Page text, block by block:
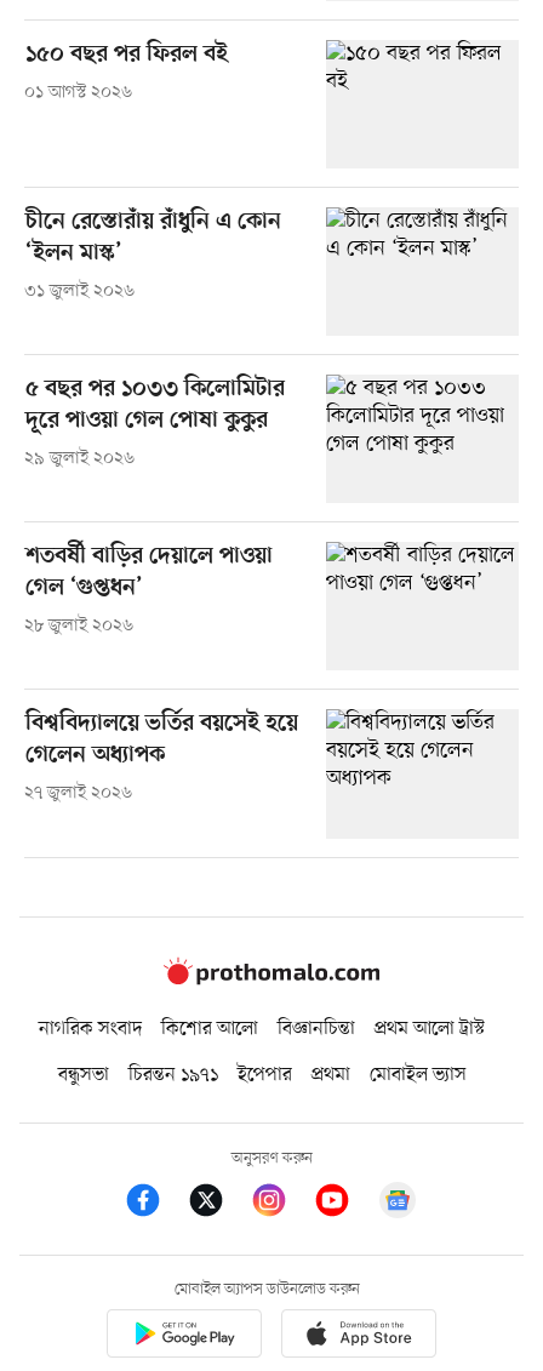
১৫০ বছর পর ফিরল বই
০১ আগস্ট ২০২৬
চীনে রেস্তোরাঁয় রাঁধুনি এ কোন
‘ইলন মাস্ক’
৩১ জুলাই ২০২৬
৫ বছর পর ১০৩৩ কিলোমিটার
দূরে পাওয়া গেল পোষা কুকুর
২৯ জুলাই ২০২৬
শতবর্ষী বাড়ির দেয়ালে পাওয়া
গেল ‘গুপ্তধন’
২৮ জুলাই ২০২৬
বিশ্ববিদ্যালয়ে ভর্তির বয়সেই হয়ে
গেলেন অধ্যাপক
২৭ জুলাই ২০২৬
নাগরিক সংবাদ কিশোর আলো বিজ্ঞানচিন্তা
প্রথম আলো ট্রাস্ট
বন্ধুসভা
চিরন্তন ১৯৭১ ইপেপার প্রথমা মোবাইল ভ্যাস
অনুসরণ করুন
মোবাইল অ্যাপস ডাউনলোড করুন